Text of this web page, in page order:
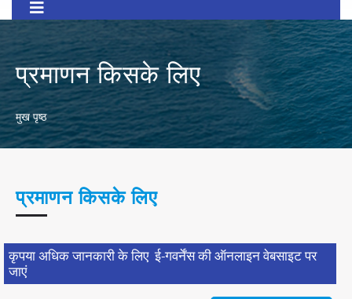
प्रमाणन किसके लिए
Breadcrumb
मुख पृष्ठ
प्रमाणन किसके लिए
कृपया अधिक जानकारी के लिए ई-गवर्नेंस की ऑनलाइन वेबसाइट पर
जाएं